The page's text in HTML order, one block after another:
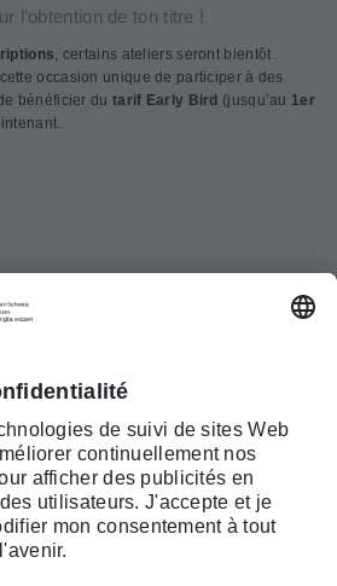
l’obtention de ton titre !
, certains ateliers seront bientôt
occasion unique de participer à des
bénéficier du tarif Early Bird (jusqu’au 1er
Espace
membre
Contact
JHaS
Effingerstrasse 2
3011 Berne
Téléphone +41 31 508
36 13